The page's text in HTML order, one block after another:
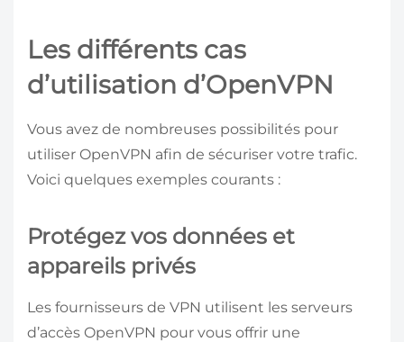
Les différents cas
d’utilisation d’OpenVPN
Vous avez de nombreuses possibilités pour
utiliser OpenVPN afin de sécuriser votre trafic.
Voici quelques exemples courants :
Protégez vos données et
appareils privés
Les fournisseurs de VPN utilisent les serveurs
d’accès OpenVPN pour vous offrir une